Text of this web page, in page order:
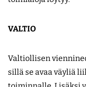
VALTIO
Valtiollisen
sillä se avaa väyliä